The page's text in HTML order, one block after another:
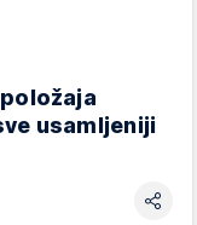
usamljeniji